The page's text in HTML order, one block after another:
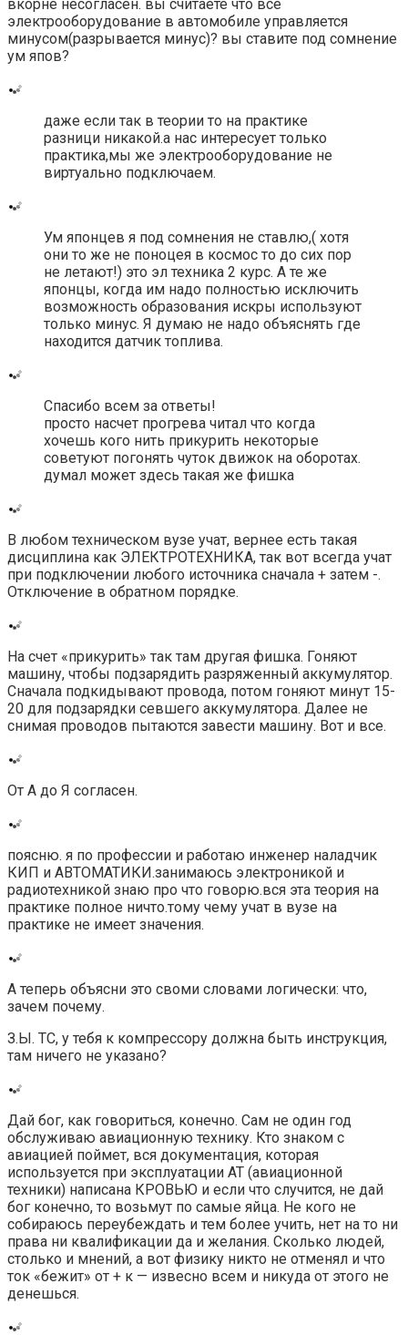
вкорне несогласен. вы считаете что всё
электрооборудование в автомобиле управляется
минусом(разрывается минус)? вы ставите под сомнение
ум япов?
даже если так в теории то на практике
разници никакой.а нас интересует только
практика,мы же электрооборудование не
виртуально подключаем.
Ум японцев я под сомнения не ставлю,( хотя
они то же не поноцея в космос то до сих пор
не летают!) это эл техника 2 курс. А те же
японцы, когда им надо полностью исключить
возможность образования искры используют
только минус. Я думаю не надо объяснять где
находится датчик топлива.
Cпасибо всем за ответы!
просто насчет прогрева читал что когда
хочешь кого нить прикурить некоторые
советуют погонять чуток движок на оборотах.
думал может здесь такая же фишка
В любом техническом вузе учат, вернее есть такая
дисциплина как ЭЛЕКТРОТЕХНИКА, так вот всегда учат
при подключении любого источника сначала + затем -.
Отключение в обратном порядке.
На счет «прикурить» так там другая фишка. Гоняют
машину, чтобы подзарядить разряженный аккумулятор.
Сначала подкидывают провода, потом гоняют минут 15-
20 для подзарядки севшего аккумулятора. Далее не
снимая проводов пытаются завести машину. Вот и все.
От А до Я согласен.
поясню. я по профессии и работаю инженер наладчик
КИП и АВТОМАТИКИ.занимаюсь электроникой и
радиотехникой знаю про что говорю.вся эта теория на
практике полное ничто.тому чему учат в вузе на
практике не имеет значения.
А теперь объясни это своми словами логически: что,
зачем почему.
З.Ы. ТС, у тебя к компрессору должна быть инструкция,
там ничего не указано?
Дай бог, как говориться, конечно. Сам не один год
обслуживаю авиационную технику. Кто знаком с
авиацией поймет, вся документация, которая
используется при эксплуатации АТ (авиационной
техники) написана КРОВЬЮ и если что случится, не дай
бог конечно, то возьмут по самые яйца. Не кого не
собираюсь переубеждать и тем более учить, нет на то ни
права ни квалификации да и желания. Сколько людей,
столько и мнений, а вот физику никто не отменял и что
ток «бежит» от + к — извесно всем и никуда от этого не
денешься.